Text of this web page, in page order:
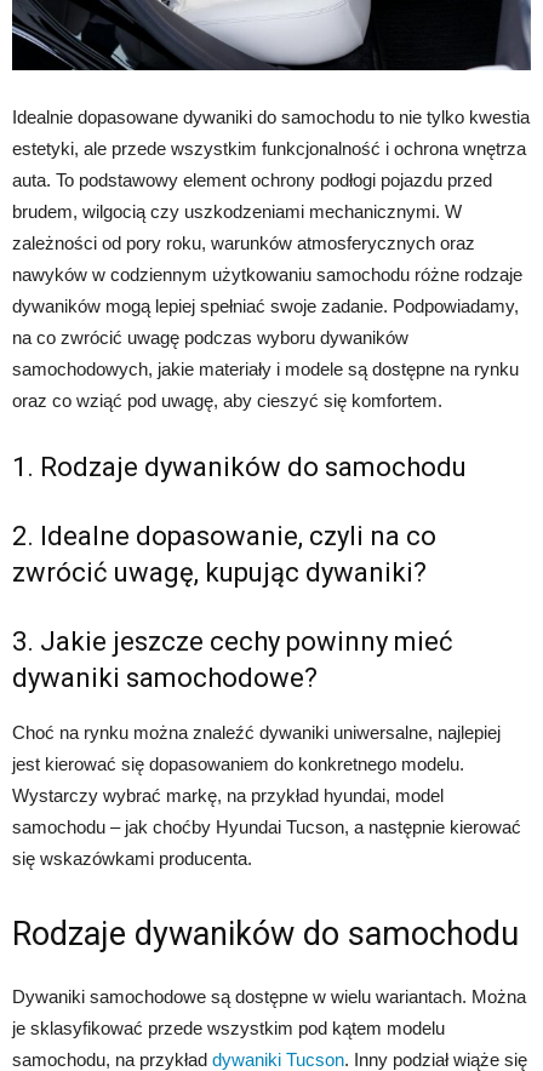
Idealnie dopasowane dywaniki do samochodu to nie tylko kwestia
estetyki, ale przede wszystkim funkcjonalność i ochrona wnętrza
auta. To podstawowy element ochrony podłogi pojazdu przed
brudem, wilgocią czy uszkodzeniami mechanicznymi. W
zależności od pory roku, warunków atmosferycznych oraz
nawyków w codziennym użytkowaniu samochodu różne rodzaje
dywaników mogą lepiej spełniać swoje zadanie. Podpowiadamy,
na co zwrócić uwagę podczas wyboru dywaników
samochodowych, jakie materiały i modele są dostępne na rynku
oraz co wziąć pod uwagę, aby cieszyć się komfortem.
1. Rodzaje dywaników do samochodu
2. Idealne dopasowanie, czyli na co
zwrócić uwagę, kupując dywaniki?
3. Jakie jeszcze cechy powinny mieć
dywaniki samochodowe?
Choć na rynku można znaleźć dywaniki uniwersalne, najlepiej
jest kierować się dopasowaniem do konkretnego modelu.
Wystarczy wybrać markę, na przykład hyundai, model
samochodu – jak choćby Hyundai Tucson, a następnie kierować
się wskazówkami producenta.
Rodzaje dywaników do samochodu
Dywaniki samochodowe są dostępne w wielu wariantach. Można
je sklasyfikować przede wszystkim pod kątem modelu
samochodu, na przykład dywaniki Tucson. Inny podział wiąże się